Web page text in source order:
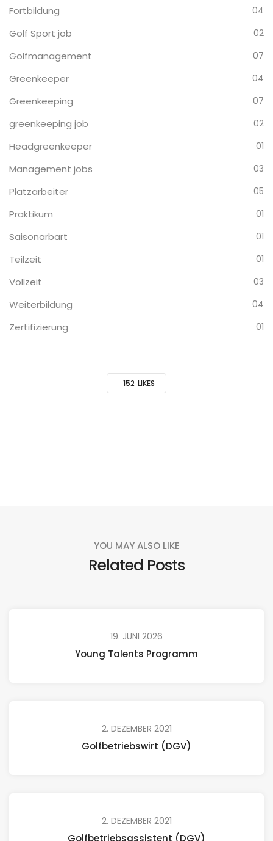
Fortbildung 04
Golf Sport job 02
Golfmanagement 07
Greenkeeper 04
Greenkeeping 07
greenkeeping job 02
Headgreenkeeper 01
Management jobs 03
Platzarbeiter 05
Praktikum 01
Saisonarbart 01
Teilzeit 01
Vollzeit 03
Weiterbildung 04
Zertifizierung 01
152 LIKES
YOU MAY ALSO LIKE
Related Posts
19. JUNI 2026
Young Talents Programm
2. DEZEMBER 2021
Golfbetriebswirt (DGV)
2. DEZEMBER 2021
Golfbetriebsassistent (DGV)